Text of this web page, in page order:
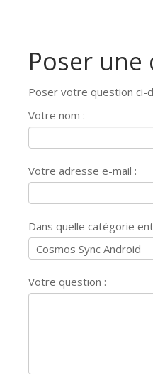
Poser
Poser votre question ci-
Votre nom :
Votre adresse e-mail :
Dans quelle catégorie
Votre question :